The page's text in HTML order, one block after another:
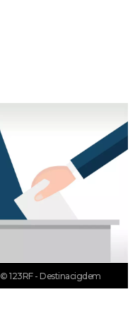
© 123RF - Destinacigdem